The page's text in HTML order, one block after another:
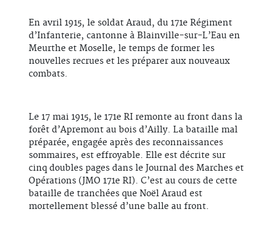
En avril 1915, le soldat Araud, du 171e Régiment
d’Infanterie, cantonne à Blainville-sur-L’Eau en
Meurthe et Moselle, le temps de former les
nouvelles recrues et les préparer aux nouveaux
combats.
Le 17 mai 1915, le 171e RI remonte au front dans la
forêt d’Apremont au bois d’Ailly. La bataille mal
préparée, engagée après des reconnaissances
sommaires, est effroyable. Elle est décrite sur
cinq doubles pages dans le Journal des Marches et
Opérations (JMO 171e RI). C’est au cours de cette
bataille de tranchées que Noël Araud est
mortellement blessé d’une balle au front.